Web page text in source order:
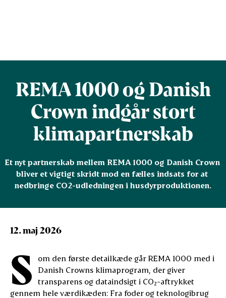
REMA 1000 og Danish
Crown indgår stort
klimapartnerskab
Et nyt partnerskab mellem REMA 1000 og Danish Crown
bliver et vigtigt skridt mod en fælles indsats for at
nedbringe CO2-udledningen i husdyrproduktionen.
12. maj 2026
S
om den første detailkæde går REMA 1000 med i
Danish Crowns klimaprogram, der giver
transparens og dataindsigt i CO₂-aftrykket
gennem hele værdikæden: Fra foder og teknologibrug